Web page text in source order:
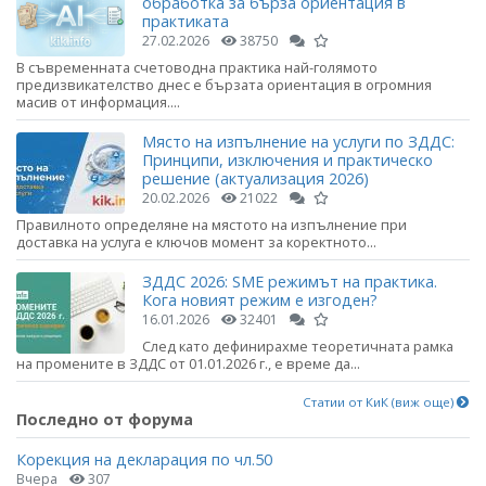
практиката
27.02.2026 38750
В съвременната счетоводна практика най-голямото
предизвикателство днес е бързата ориентация в огромния
масив от информация....
Място на изпълнение на услуги по ЗДДС:
Принципи, изключения и практическо
решение (актуализация 2026)
20.02.2026 21022
Правилното определяне на мястото на изпълнение при
доставка на услуга е ключов момент за коректното...
ЗДДС 2026: SME режимът на практика.
Кога новият режим е изгоден?
16.01.2026 32401
След като дефинирахме теоретичната рамка
на промените в ЗДДС от 01.01.2026 г., е време да...
Статии от КиК (виж още)
Последно от форума
Корекция на декларация по чл.50
Вчера 307